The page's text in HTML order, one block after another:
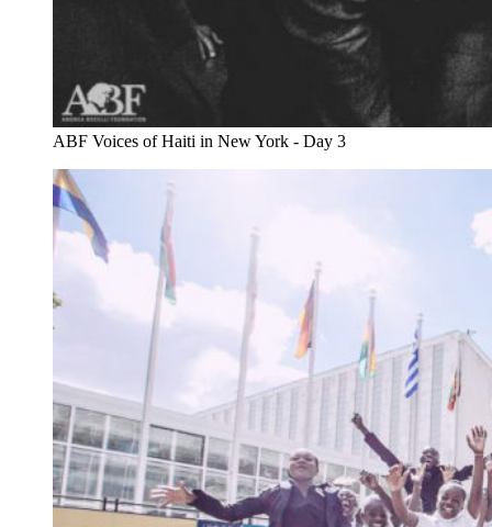
ABF Voices of Haiti in New York - Day 3